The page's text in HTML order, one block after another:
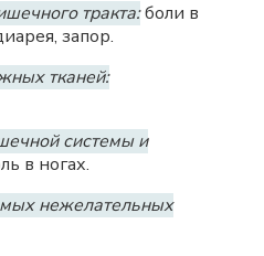
тракта:боли в
запор.
тканей:
системы и
в ногах.
нежелательных